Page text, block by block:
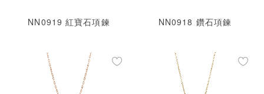
NN0919 紅寶石項鍊 NN0918 鑽石項鍊